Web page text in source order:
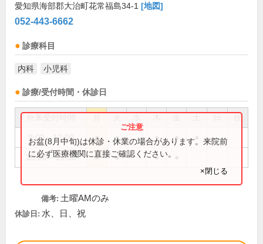
愛知県海部郡大治町花常福島34-1 [地図]
052-443-6662
診療科目
内科 小児科
診療/受付時間・休診日
祝
9:00～12:00 ● ● ● ●
16:00～19:00 ● ● ●
お盆(8月中旬)は休診・休業の場合があります。来院前
に必ず医療機関に直接ご確認ください。
×閉じる
備考: 土曜AMのみ
休診日: 水、日、祝